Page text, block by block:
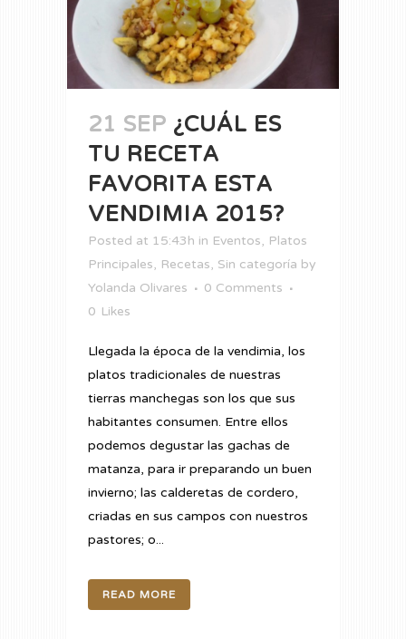
21 SEP ¿CUÁL ES
TU RECETA
FAVORITA ESTA
VENDIMIA 2015?
Posted at 15:43h in Eventos, Platos
Principales, Recetas, Sin categoría by
Yolanda Olivares
0 Comments
0 Likes
Llegada la época de la vendimia, los
platos tradicionales de nuestras
tierras manchegas son los que sus
habitantes consumen. Entre ellos
podemos degustar las gachas de
matanza, para ir preparando un buen
invierno; las calderetas de cordero,
criadas en sus campos con nuestros
pastores; o...
READ MORE